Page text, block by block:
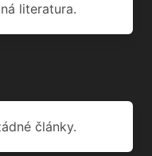
literatura.
články.